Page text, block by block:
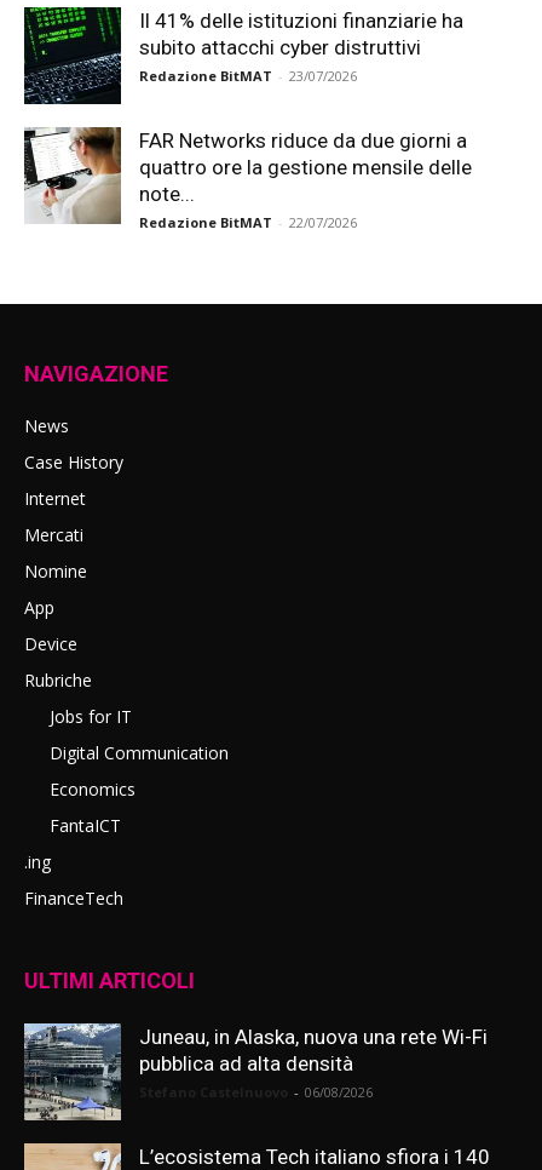
Il 41% delle istituzioni finanziarie ha
subito attacchi cyber distruttivi
Redazione BitMAT - 23/07/2026
FAR Networks riduce da due giorni a
quattro ore la gestione mensile delle
note...
Redazione BitMAT - 22/07/2026
NAVIGAZIONE
News
Case History
Internet
Mercati
Nomine
App
Device
Rubriche
Jobs for IT
Digital Communication
Economics
FantaICT
.ing
FinanceTech
ULTIMI ARTICOLI
Juneau, in Alaska, nuova una rete Wi-Fi
pubblica ad alta densità
- 06/08/2026
L’ecosistema Tech italiano sfiora i 140